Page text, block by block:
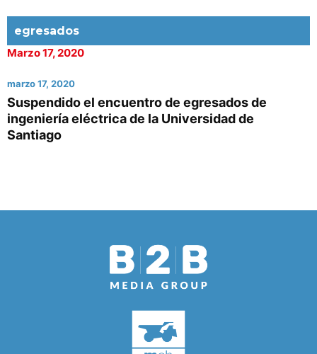
egresados
Marzo 17, 2020
marzo 17, 2020
Suspendido el encuentro de egresados de
ingeniería eléctrica de la Universidad de
Santiago